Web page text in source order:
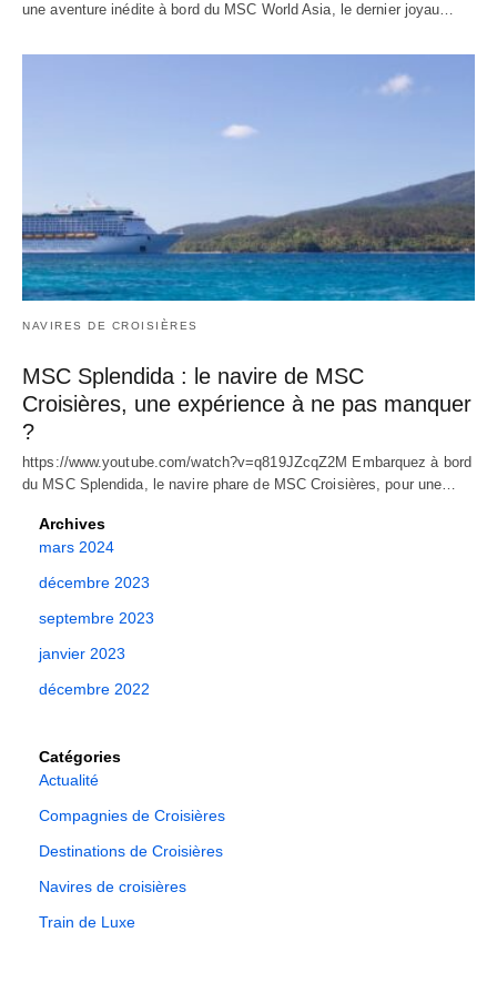
une aventure inédite à bord du MSC World Asia, le dernier joyau…
NAVIRES DE CROISIÈRES
MSC Splendida : le navire de MSC
Croisières, une expérience à ne pas manquer
?
https://www.youtube.com/watch?v=q819JZcqZ2M Embarquez à bord
du MSC Splendida, le navire phare de MSC Croisières, pour une…
Archives
mars 2024
décembre 2023
septembre 2023
janvier 2023
décembre 2022
Catégories
Actualité
Compagnies de Croisières
Destinations de Croisières
Navires de croisières
Train de Luxe